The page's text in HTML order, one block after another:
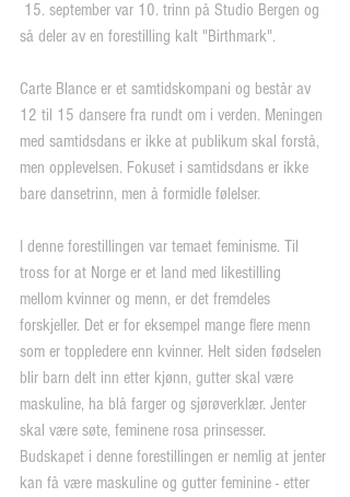
så deler av en forestilling kalt "Birthmark".
Carte Blance er et samtidskompani og består av
12 til 15 dansere fra rundt om i verden. Meningen
med samtidsdans er ikke at publikum skal forstå,
men opplevelsen. Fokuset i samtidsdans er ikke
bare dansetrinn, men å formidle følelser.
I denne forestillingen var temaet feminisme. Til
tross for at Norge er et land med likestilling
mellom kvinner og menn, er det fremdeles
forskjeller. Det er for eksempel mange flere menn
som er toppledere enn kvinner. Helt siden fødselen
blir barn delt inn etter kjønn, gutter skal være
maskuline, ha blå farger og sjørøverklær. Jenter
skal være søte, feminene rosa prinsesser.
Budskapet i denne forestillingen er nemlig at jenter
kan få være maskuline og gutter feminine - etter